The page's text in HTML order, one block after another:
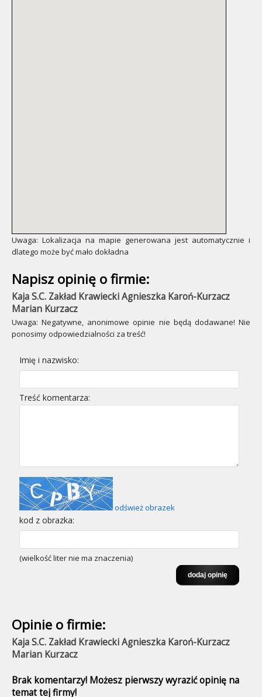
Uwaga: Lokalizacja na mapie generowana jest automatycznie i
dlatego może być mało dokładna
Napisz opinię o firmie:
Kaja S.C. Zakład Krawiecki Agnieszka Karoń-Kurzacz
Marian Kurzacz
Uwaga: Negatywne, anonimowe opinie nie będą dodawane! Nie
ponosimy odpowiedzialności za treść!
Imię i nazwisko:
Treść komentarza:
odśwież obrazek
kod z obrazka:
(wielkość liter nie ma znaczenia)
Opinie o firmie:
Kaja S.C. Zakład Krawiecki Agnieszka Karoń-Kurzacz
Marian Kurzacz
Brak komentarzy! Możesz pierwszy wyrazić opinię na
temat tej firmy!